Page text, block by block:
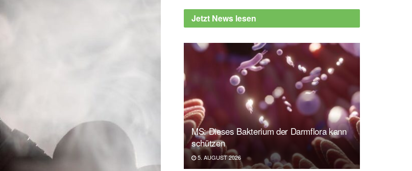
Jetzt News lesen
MS: Dieses Bakterium der Darmflora kann
schützen
5. AUGUST 2026